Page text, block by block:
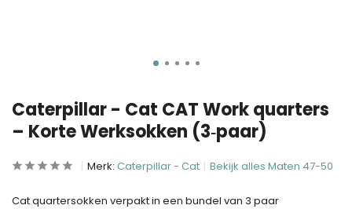
Caterpillar - Cat CAT Work quarters
– Korte Werksokken (3‑paar)
Merk: Caterpillar - Cat Bekijk alles Maten 47-50
Cat quartersokken verpakt in een bundel van 3 paar